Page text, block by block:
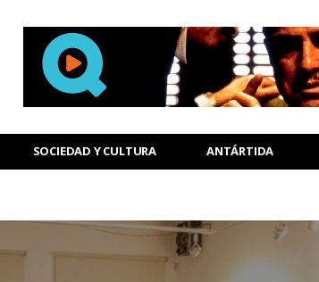
SOCIEDAD Y CULTURA ANTÁRTIDA